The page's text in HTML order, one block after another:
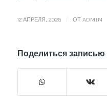
12 АПРЕЛЯ, 2025 ОТ ADMIN
Поделиться записью